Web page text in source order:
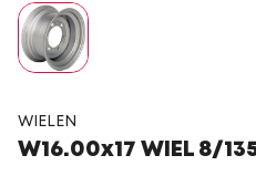
WIELEN
W16.00x17 WIEL 8/